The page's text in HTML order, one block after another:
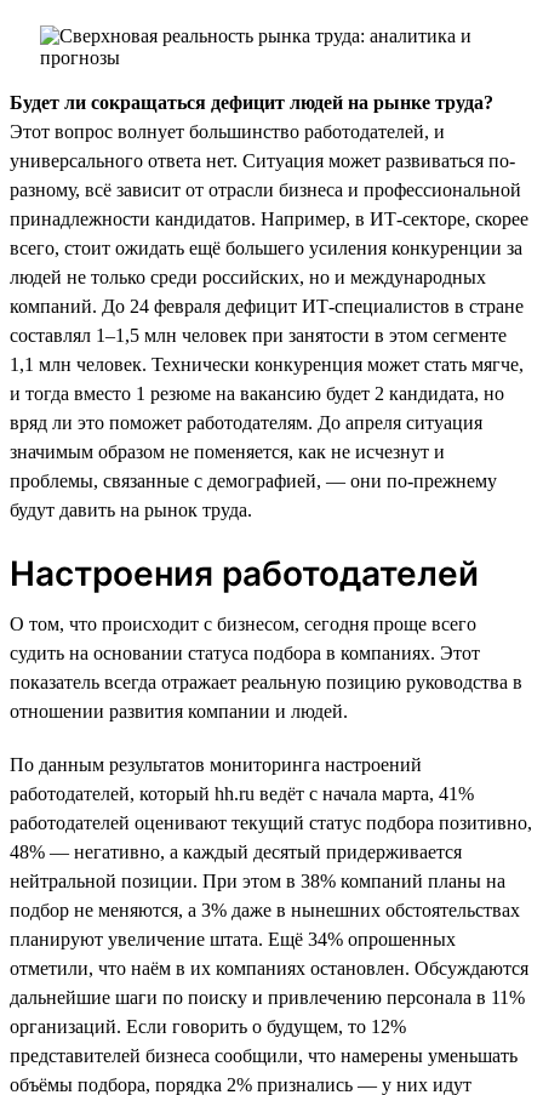
Будет ли сокращаться дефицит людей на рынке труда?
Этот вопрос волнует большинство работодателей, и
универсального ответа нет. Ситуация может развиваться по-
разному, всё зависит от отрасли бизнеса и профессиональной
принадлежности кандидатов. Например, в ИТ-секторе, скорее
всего, стоит ожидать ещё большего усиления конкуренции за
людей не только среди российских, но и международных
компаний. До 24 февраля дефицит ИТ-специалистов в стране
составлял 1–1,5 млн человек при занятости в этом сегменте
1,1 млн человек. Технически конкуренция может стать мягче,
и тогда вместо 1 резюме на вакансию будет 2 кандидата, но
вряд ли это поможет работодателям. До апреля ситуация
значимым образом не поменяется, как не исчезнут и
проблемы, связанные с демографией, — они по-прежнему
будут давить на рынок труда.
Настроения работодателей
О том, что происходит с бизнесом, сегодня проще всего
судить на основании статуса подбора в компаниях. Этот
показатель всегда отражает реальную позицию руководства в
отношении развития компании и людей.
По данным результатов мониторинга настроений
работодателей, который hh.ru ведёт с начала марта, 41%
работодателей оценивают текущий статус подбора позитивно,
48% — негативно, а каждый десятый придерживается
нейтральной позиции. При этом в 38% компаний планы на
подбор не меняются, а 3% даже в нынешних обстоятельствах
планируют увеличение штата. Ещё 34% опрошенных
отметили, что наём в их компаниях остановлен. Обсуждаются
дальнейшие шаги по поиску и привлечению персонала в 11%
организаций. Если говорить о будущем, то 12%
представителей бизнеса сообщили, что намерены уменьшать
объёмы подбора, порядка 2% признались — у них идут